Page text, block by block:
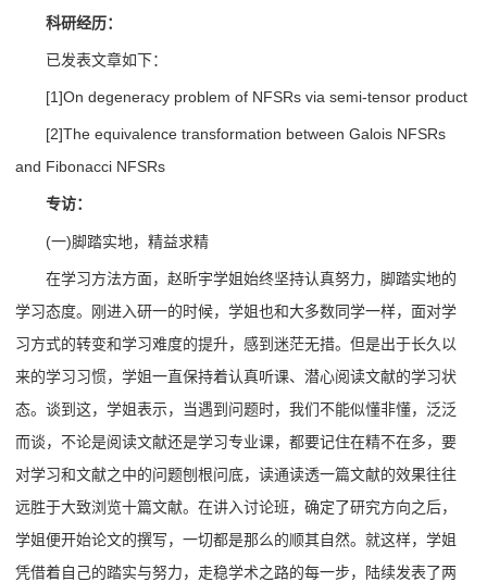
科研经历：
已发表文章如下：
[1]On degeneracy problem of NFSRs via semi-tensor product
[2]The equivalence transformation between Galois NFSRs
and Fibonacci NFSRs
专访：
(一)脚踏实地，精益求精
在学习方法方面，赵昕宇学姐始终坚持认真努力，脚踏实地的
学习态度。刚进入研一的时候，学姐也和大多数同学一样，面对学
习方式的转变和学习难度的提升，感到迷茫无措。但是出于长久以
来的学习习惯，学姐一直保持着认真听课、潜心阅读文献的学习状
态。谈到这，学姐表示，当遇到问题时，我们不能似懂非懂，泛泛
而谈，不论是阅读文献还是学习专业课，都要记住在精不在多，要
对学习和文献之中的问题刨根问底，读通读透一篇文献的效果往往
远胜于大致浏览十篇文献。在讲入讨论班，确定了研究方向之后，
学姐便开始论文的撰写，一切都是那么的顺其自然。就这样，学姐
凭借着自己的踏实与努力，走稳学术之路的每一步，陆续发表了两